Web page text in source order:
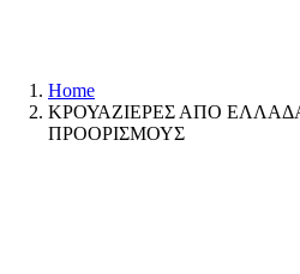
Home
ΚΡΟΥΑΖΙΕΡΕΣ ΑΠΟ
ΠΡΟΟΡΙΣΜΟΥΣ